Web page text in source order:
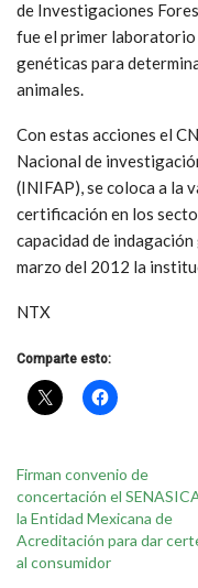
de Investigaciones
fue el primer laboratorio
genéticas para
animales.
Con estas acciones el
Nacional de
(INIFAP), se coloca a la
certificación en los
capacidad de
marzo del 2012 la
NTX
Comparte esto:
Firman convenio de
concertación el
la Entidad Mexicana de
Acreditación para dar
al consumidor